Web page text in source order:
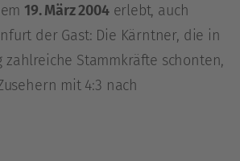
19. März 2004erlebt, auch
der Gast: Die Kärntner, die in
zahlreiche Stammkräfte schonten,
mit 4:3 nach